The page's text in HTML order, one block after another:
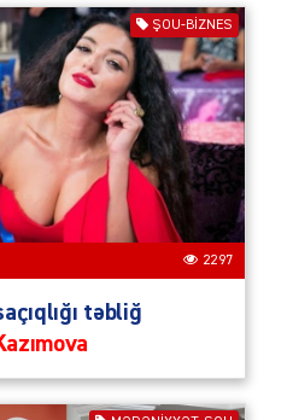
ŞOU-BIZNES
2297
təbliğ